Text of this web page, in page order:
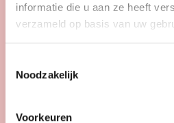
informatie die u aan ze heeft
verzameld op basis van uw
Noodzakelijk
Voorkeuren
Ben jij de financial met
die bijdraagt aan de meerjarige
control zijn?